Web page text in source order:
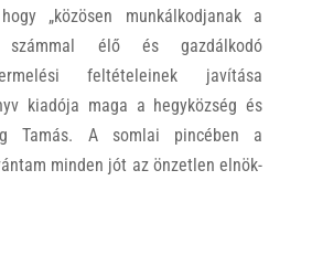
„közösen munkálkodjanak a
számmal élő és gazdálkodó
feltételeinek javítása
kiadója maga a hegyközség és
Tamás. A somlai pincében a
minden jót az önzetlen elnök-